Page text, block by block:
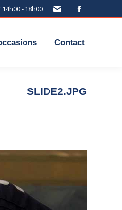
14h00 - 18h00
Contact
SLIDE2.JPG